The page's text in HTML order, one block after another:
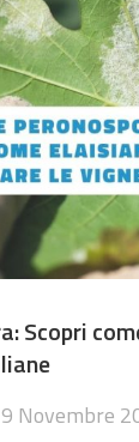
Scopri
9 Novembre